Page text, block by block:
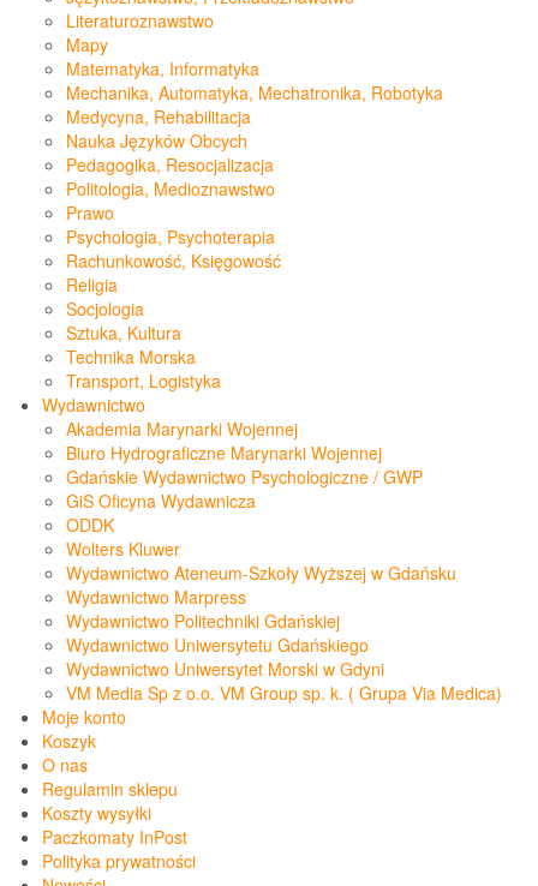
Literaturoznawstwo
Mapy
Matematyka, Informatyka
Mechanika, Automatyka, Mechatronika, Robotyka
Medycyna, Rehabilitacja
Nauka Języków Obcych
Pedagogika, Resocjalizacja
Politologia, Medioznawstwo
Prawo
Psychologia, Psychoterapia
Rachunkowość, Księgowość
Religia
Socjologia
Sztuka, Kultura
Technika Morska
Transport, Logistyka
Wydawnictwo
Akademia Marynarki Wojennej
Biuro Hydrograficzne Marynarki Wojennej
Gdańskie Wydawnictwo Psychologiczne / GWP
GiS Oficyna Wydawnicza
ODDK
Wolters Kluwer
Wydawnictwo Ateneum-Szkoły Wyższej w Gdańsku
Wydawnictwo Marpress
Wydawnictwo Politechniki Gdańskiej
Wydawnictwo Uniwersytetu Gdańskiego
Wydawnictwo Uniwersytet Morski w Gdyni
VM Media Sp z o.o. VM Group sp. k. ( Grupa Via Medica)
Moje konto
Koszyk
O nas
Regulamin sklepu
Koszty wysyłki
Paczkomaty InPost
Polityka prywatności